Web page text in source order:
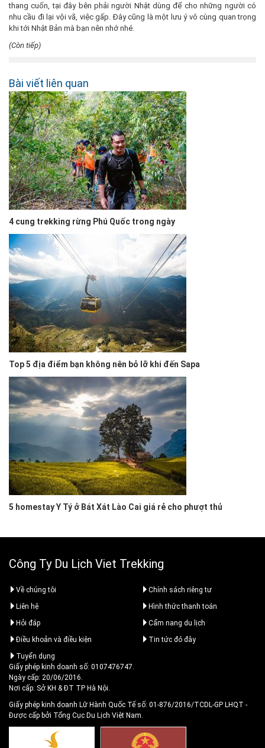
thang cuốn, tại đây bên phải người Nhật dùng để cho những người có
nhu cầu đi lại vội vã, việc gấp. Đây cũng là một lưu ý vô cùng quan trọng
khi tới Nhật Bản mà bạn nên nhớ nhé.
(Còn tiếp)
Bài viết liên quan
4 cung trekking rừng Phú Quốc trong ngày
Top 5 địa điểm bạn không nên bỏ lỡ khi đến Sapa
5 homestay Y Tý ở Bát Xát Lào Cai giá rẻ cho phượt thủ
Công Ty Du Lịch Viet Trekking
Về chúng tôi
Chính sách riêng tư
Liên hệ
Hình thức thanh toán
Hỏi đáp
Cẩm nang du lịch
Điều khoản và điều kiện
Tin tức đó đây
Tuyển dụng
Giấy phép kinh doanh số: 0107476747.
Ngày cấp: 20/06/2016.
Nơi cấp: Sở KH & ĐT TP Hà Nội.
Giấy phép kinh doanh Lữ Hành Quốc Tế số: 01-876/2016/TCDL-GP LHQT -
Được cấp bởi Tổng Cục Du Lịch Việt Nam.